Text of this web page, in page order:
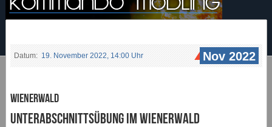
Datum: 19. November 2022, 14:00 Uhr Nov 2022
Wienerwald
Unterabschnittsübung im Wienerwald